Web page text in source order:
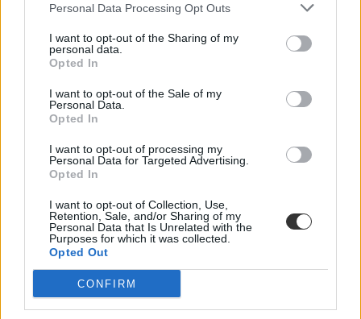
Personal Data Processing Opt Outs
I want to opt-out of the Sharing of my
personal data.
Opted In
I want to opt-out of the Sale of my
Personal Data.
Opted In
I want to opt-out of processing my
Personal Data for Targeted Advertising.
Opted In
I want to opt-out of Collection, Use,
Retention, Sale, and/or Sharing of my
Personal Data that Is Unrelated with the
Purposes for which it was collected.
Opted Out
CONFIRM
felvételi jegyzék
középiskolai felvételi 2024